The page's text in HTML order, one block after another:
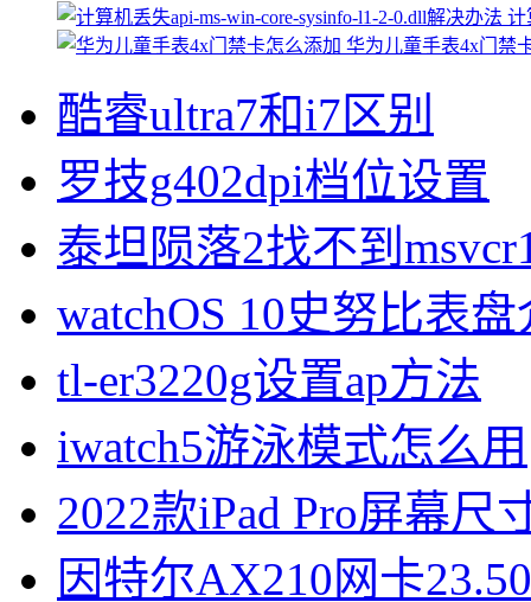
计
华为儿童手表4x门禁
酷睿ultra7和i7区别
罗技g402dpi档位设置
泰坦陨落2找不到
watchOS 10史努比表
tl-er3220g设置ap方法
iwatch5游泳模式怎么用
2022款iPad Pro屏幕尺
因特尔AX210网卡